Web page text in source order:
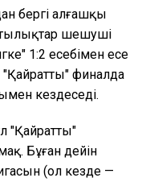
бергі алғашқы
шешуші
1:2 есебімен есе
финалда
кездеседі.
Бұған дейін
(ол кезде —